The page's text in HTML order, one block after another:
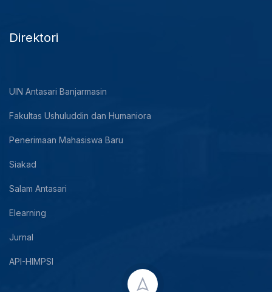
Direktori
UIN Antasari Banjarmasin
Fakultas Ushuluddin dan Humaniora
Penerimaan Mahasiswa Baru
Siakad
Salam Antasari
Elearning
Jurnal
API-HIMPSI